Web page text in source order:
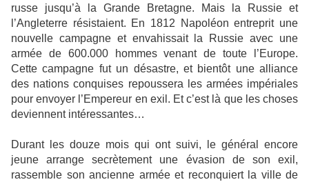
russe jusqu’à la Grande Bretagne. Mais la Russie et
l’Angleterre résistaient. En 1812 Napoléon entreprit une
nouvelle campagne et envahissait la Russie avec une
armée de 600.000 hommes venant de toute l’Europe.
Cette campagne fut un désastre, et bientôt une alliance
des nations conquises repoussera les armées impériales
pour envoyer l’Empereur en exil. Et c’est là que les choses
deviennent intéressantes…
Durant les douze mois qui ont suivi, le général encore
jeune arrange secrètement une évasion de son exil,
rassemble son ancienne armée et reconquiert la ville de